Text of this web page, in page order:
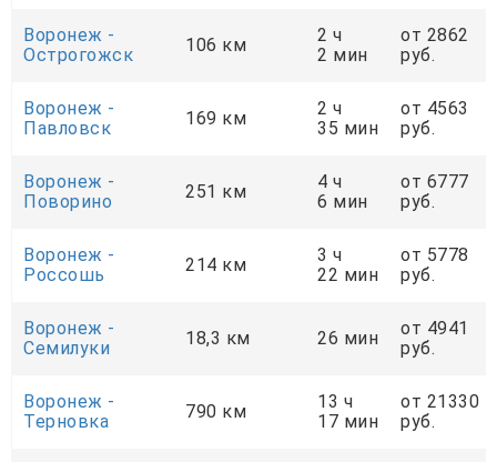
Воронеж -
Острогожск
106 км
2 ч
2 мин
от 2862
руб.
Воронеж -
Павловск
169 км
2 ч
35 мин
от 4563
руб.
Воронеж -
Поворино
251 км
4 ч
6 мин
от 6777
руб.
Воронеж -
Россошь
214 км
3 ч
22 мин
от 5778
руб.
Воронеж -
Семилуки
18,3 км 26 мин
от 4941
руб.
Воронеж -
Терновка
790 км
13 ч
17 мин
от 21330
руб.